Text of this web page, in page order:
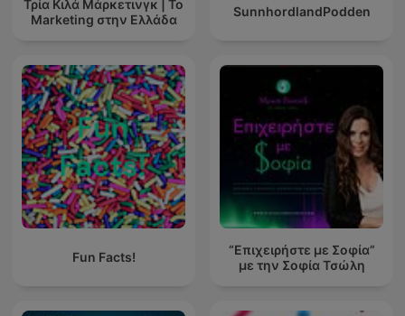
Τρία Κιλά Μάρκετινγκ | Το
Marketing στην Ελλάδα
SunnhordlandPodden
Fun Facts!
“Επιχειρήστε με Σοφία”
με την Σοφία Τσώλη